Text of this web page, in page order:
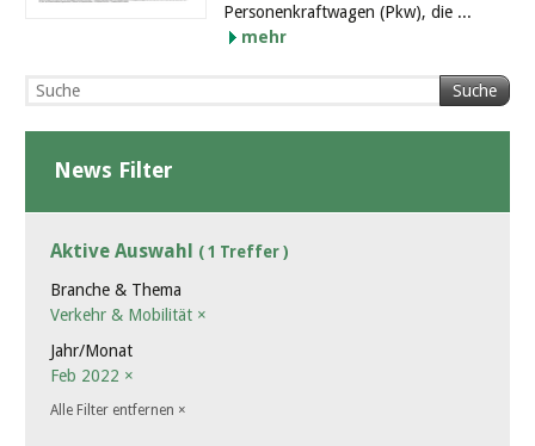
Personenkraftwagen (Pkw), die ...
mehr
Suche
News Filter
Aktive Auswahl ( 1 Treffer )
Branche & Thema
Verkehr & Mobilität ×
Jahr/Monat
Feb 2022 ×
Alle Filter entfernen ×